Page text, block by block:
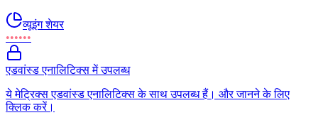
व्यूइंग शेयर
••••••
एडवांस्ड एनालिटिक्स में उपलब्ध
ये मेट्रिक्स एडवांस्ड एनालिटिक्स के साथ उपलब्ध हैं। और जानने के लिए
क्लिक करें।